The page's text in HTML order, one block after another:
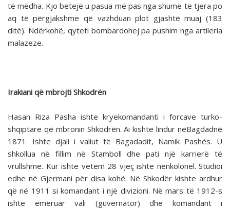
të mëdha. Kjo betejë u pasua më pas nga shumë të tjera po
aq të përgjakshme që vazhduan plot gjashtë muaj (183
ditë). Ndërkohë, qyteti bombardohej pa pushim nga artileria
malazeze.
Irakiani që mbrojti Shkodrën
Hasan Riza Pasha ishte kryekomandanti i forcave turko-
shqiptare që mbronin Shkodrën. Ai kishte lindur nëBagdadnë
1871. Ishte djali i valiut të Bagadadit, Namik Pashës. U
shkollua në fillim në Stamboll dhe pati një karrierë të
vrullshme. Kur ishte vetëm 28 vjeç ishte nënkolonel. Studioi
edhe në Gjermani për disa kohë. Në Shkodër kishte ardhur
që në 1911 si komandant i një divizioni. Në mars të 1912-s
ishte emëruar vali (guvernator) dhe komandant i